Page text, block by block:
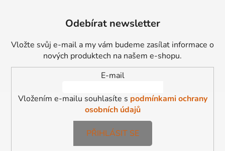
Odebírat newsletter
Vložte svůj e-mail a my vám budeme zasílat informace o
nových produktech na našem e-shopu.
E-mail
Vložením e-mailu souhlasíte s podmínkami ochrany
osobních údajů
PŘIHLÁSIT SE